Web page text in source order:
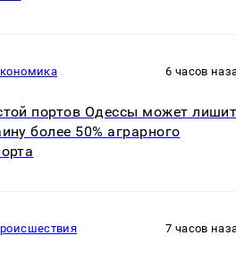
6 часов
портов Одессы может
более 50% аграрного
7 часов